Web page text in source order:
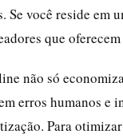
você reside em
que
não só
erros humanos e
Para